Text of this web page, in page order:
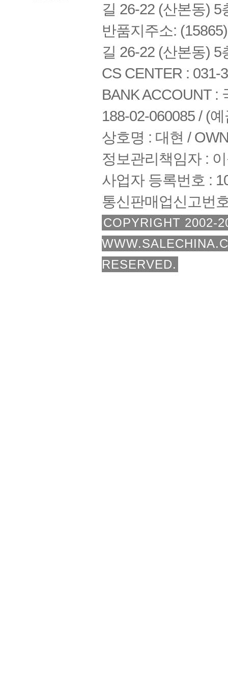
길 26-22 (산본동) 5
반품지주소:
길 26-22 (산본동) 5
CS CENTER : 031-
BANK ACCOUNT :
188-02-060085 / (
상호명 : 대현 /
정보관리책임자 :
사업자 등록번호 :
통신판매업신고번
COPYRIGHT 2002-
RESERVED.